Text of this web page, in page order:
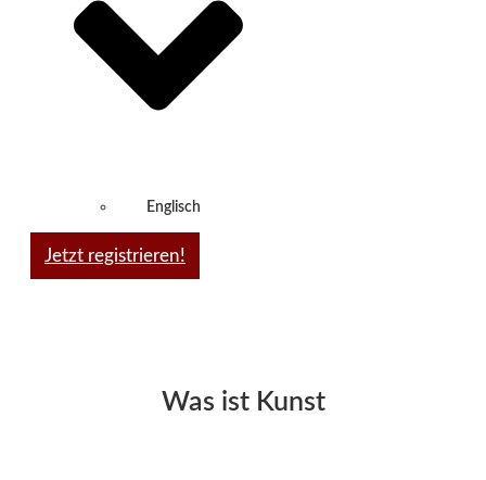
Englisch
Jetzt registrieren!
Was ist Kunst